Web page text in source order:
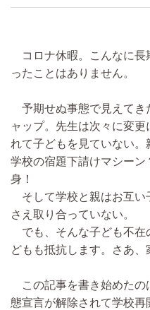
コロナ休暇。こんなに長
ったことはありません。
予期せぬ事態で見えてき
ャップ。先生は次々に変
れて子どもを見ていない
学校の宿題下請けマシー
身！
そして学校と親はお互い
さえ取り合っていない。
でも、そんな子ども不在
どもも抵抗します。さあ、
この記事を書き始めたの
態宣言が解除されて学校